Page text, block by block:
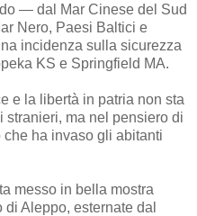
— dal Mar Cinese del Sud
Nero, Paesi Baltici e
incidenza sulla sicurezza
KS e Springfield MA.
e la libertà in patria non sta
ma nel pensiero di
ha invaso gli abitanti
messo in bella mostra
Aleppo, esternate dal